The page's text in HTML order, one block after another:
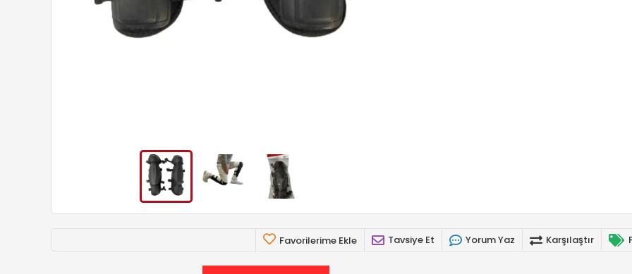
Favorilerime Ekle Tavsiye Et Yorum Yaz Karşılaştır